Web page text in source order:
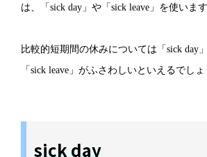
は、「sick day」や「sick leave」を使います
比較的短期間の休みについては「sick day
「sick leave」がふさわしいといえるでしょ
sick day